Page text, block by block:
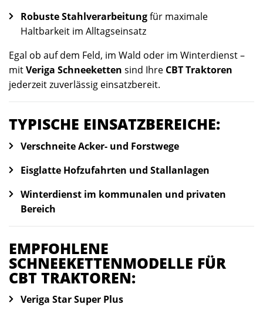
Robuste Stahlverarbeitungfür maximale
Haltbarkeit im Alltagseinsatz
Egal ob auf dem Feld, im Wald oder im Winterdienst –
mitVeriga Schneeketten sind Ihre CBT Traktoren
jederzeit zuverlässig einsatzbereit.
TYPISCHE EINSATZBEREICHE:
Verschneite Acker- und Forstwege
Eisglatte Hofzufahrten und Stallanlagen
Winterdienst im kommunalen und privaten
Bereich
EMPFOHLENE
SCHNEEKETTENMODELLE FÜR
CBT TRAKTOREN:
Veriga Star Super Plus